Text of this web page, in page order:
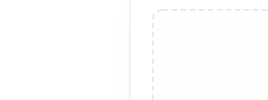
InDesign naar PDF
XLSX naar PDF
TXT naar XLSX
Hebreeuws